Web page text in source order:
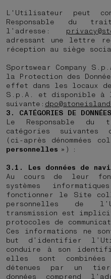
L'Utilisateur peut
Responsable du
l’adresse:
adressant une lettre
réception au siège
Sportswear Company
la Protection des
effet dans les locaux de
S.p.A. et disponible à
suivante:
3. CATÉGORIES DE
Le Responsable
catégories suivantes
(ci-après dénommées
personnelles ») :
3.1. Les données de
Au cours de leur
systèmes
fonctionner le Site
personnelles de
transmission est
protocoles de
Ces informations ne
but d’identifier
conduire à son
elles sont
détenues par un
données comprend